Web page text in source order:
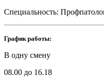
Специальность:
График работы:
В одну смену
08.00 до 16.18